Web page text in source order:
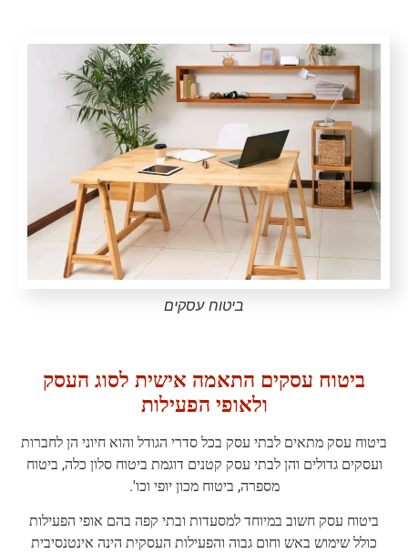
ביטוח עסקים
ביטוח עסקים התאמה אישית לסוג העסק
ולאופי הפעילות
ביטוח עסק מתאים לבתי עסק בכל סדרי הגודל והוא חיוני הן לחברות
ועסקים גדולים והן לבתי עסק קטנים דוגמת ביטוח סלון כלה, ביטוח
מספרה, ביטוח מכון יופי וכו'.
ביטוח עסק חשוב במיוחד למסעדות ובתי קפה בהם אופי הפעילות
כולל שימוש באש וחום גבוה והפעילות העסקית הינה אינטנסיבית